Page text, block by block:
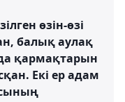
өзін-өзі
балық аулақ
қармақтарын
Екі ер адам